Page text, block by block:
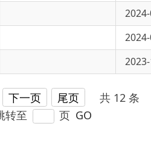
一页 尾页
共 12 条
公室承办：新疆乌恰县政务服务
新公网安备65302402000101号
路1号联系电话：0908-4621030法